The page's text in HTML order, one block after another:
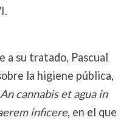
a su tratado, Pascual
la higiene pública,
cannabis et agua in
inficere, en el que